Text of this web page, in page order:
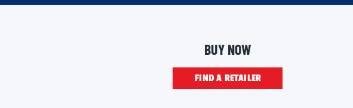
BUY NOW
FIND A RETAILER